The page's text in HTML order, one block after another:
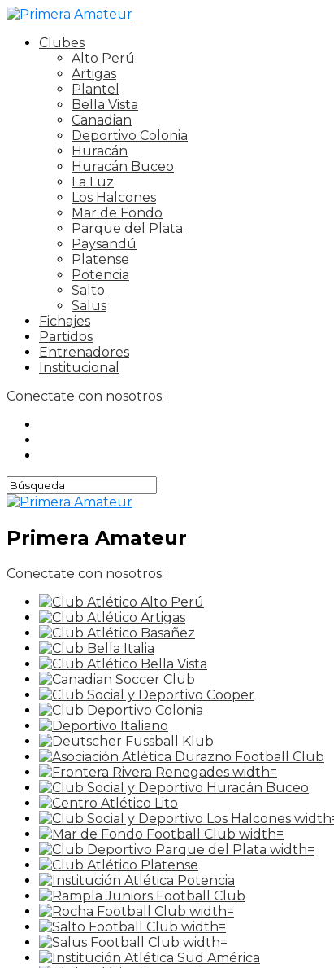
Clubes
Alto Perú
Artigas
Plantel
Bella Vista
Canadian
Deportivo Colonia
Huracán
Huracán Buceo
La Luz
Los Halcones
Mar de Fondo
Parque del Plata
Paysandú
Platense
Potencia
Salto
Salus
Fichajes
Partidos
Entrenadores
Institucional
Conectate con nosotros:
Primera Amateur
Conectate con nosotros: